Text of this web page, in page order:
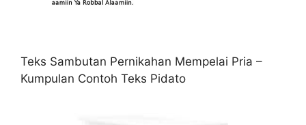
Teks Sambutan Pernikahan Mempelai Pria –
Kumpulan Contoh Teks Pidato